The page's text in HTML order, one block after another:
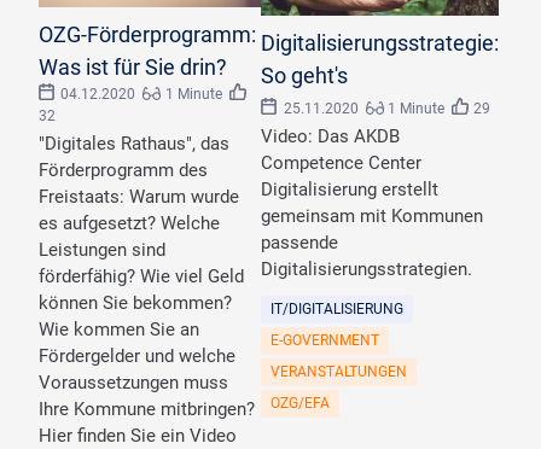
OZG-Förderprogramm:
Was ist für Sie drin?
04.12.2020
1 Minute
32
"Digitales Rathaus", das
Förderprogramm des
Freistaats: Warum wurde
es aufgesetzt? Welche
Leistungen sind
förderfähig? Wie viel Geld
können Sie bekommen?
Wie kommen Sie an
Fördergelder und welche
Voraussetzungen muss
Ihre Kommune mitbringen?
Hier finden Sie ein Video
Digitalisierungsstrategie:
So geht's
25.11.2020 1 Minute 29
Video: Das AKDB
Competence Center
Digitalisierung erstellt
gemeinsam mit Kommunen
passende
Digitalisierungsstrategien.
IT/DIGITALISIERUNG
E-GOVERNMENT
VERANSTALTUNGEN
OZG/EFA